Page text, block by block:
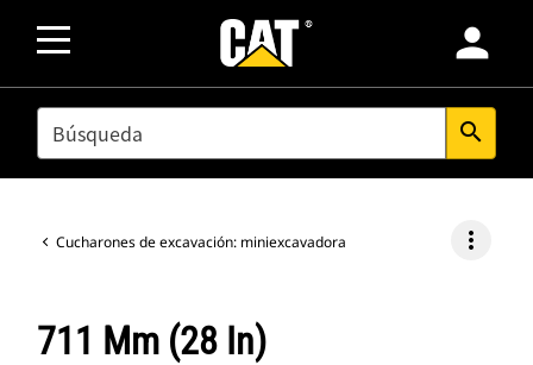
person
SEARCH search
Cucharones de excavación: miniexcavadora more_vert
711 Mm (28 In)